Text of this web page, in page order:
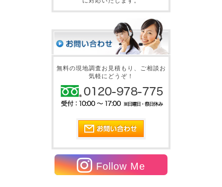
無料の現地調査お見積もり、ご相談お
気軽にどうぞ！
Follow Me